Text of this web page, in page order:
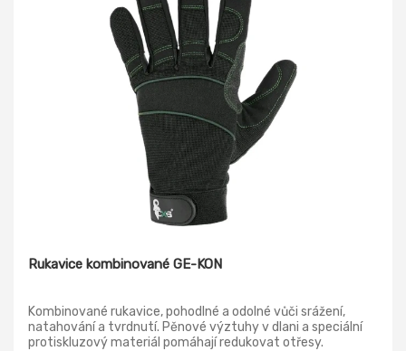
Rukavice kombinované GE-KON
Kombinované rukavice, pohodlné a odolné vůči srážení,
natahování a tvrdnutí. Pěnové výztuhy v dlani a speciální
protiskluzový materiál pomáhají redukovat otřesy.